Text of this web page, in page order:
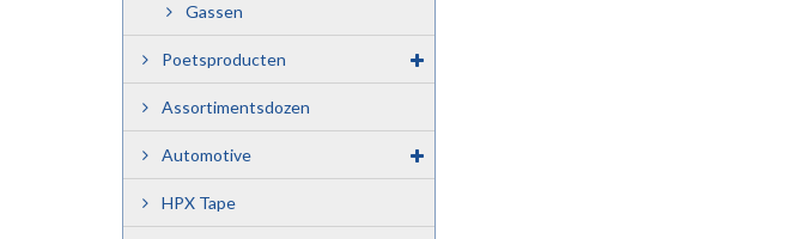
Gassen
Poetsproducten
Assortimentsdozen
Automotive
HPX Tape